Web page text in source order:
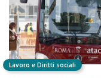
Lavoro e Diritti sociali